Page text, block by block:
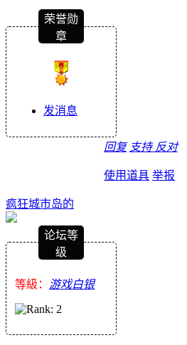
荣誉勋
章
发消息
回复 支持 反对
使用道具 举报
疯狂城市岛的
论坛等
级
等級： 游戏白银